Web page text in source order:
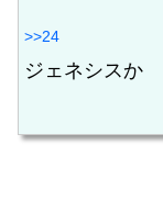
>>24
ジェネシスか